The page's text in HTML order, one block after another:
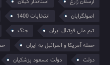
اصولگرایان
انتخابات 1400
تیم ملی فوتبال ایران
جنگ
حمله آمریکا و اسرائیل به ایران
دولت
دولت مسعود پزشکیان